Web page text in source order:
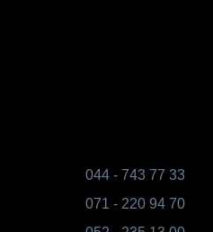
044 - 743 77 33
071 - 220 94 70